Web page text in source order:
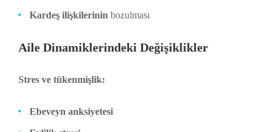
Kardeş ilişkilerinin bozulması
Aile Dinamiklerindeki Değişiklikler
Stres ve tükenmişlik:
Ebeveyn anksiyetesi